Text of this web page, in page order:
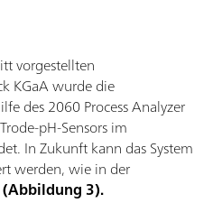
vorgestellten
KGaA wurde die
des 2060 Process Analyzer
pH-Sensors im
In Zukunft kann das System
werden, wie in der
(Abbildung 3).